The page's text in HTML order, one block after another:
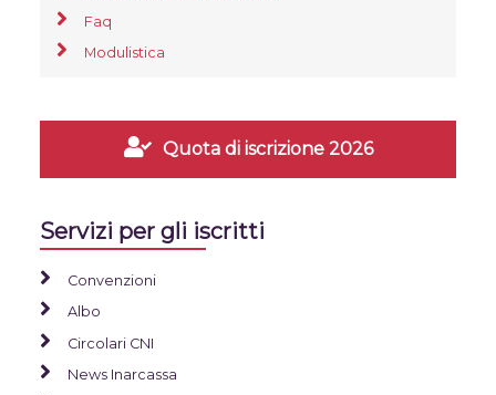
Faq
Modulistica
Quota di iscrizione 2026
Servizi per gli iscritti
Convenzioni
Albo
Circolari CNI
News Inarcassa